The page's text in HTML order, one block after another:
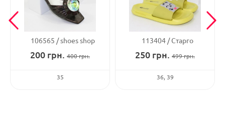
106565 shoes shop
200 грн. 400грн.
35
113404 Старго
250 грн. 499грн.
36 39